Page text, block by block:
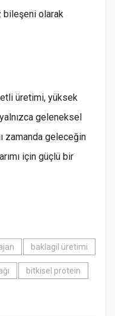
bileşeni olarak
üretimi, yüksek
geleneksel
zamanda geleceğin
için güçlü bir
baklagil üretimi
bitkisel protein